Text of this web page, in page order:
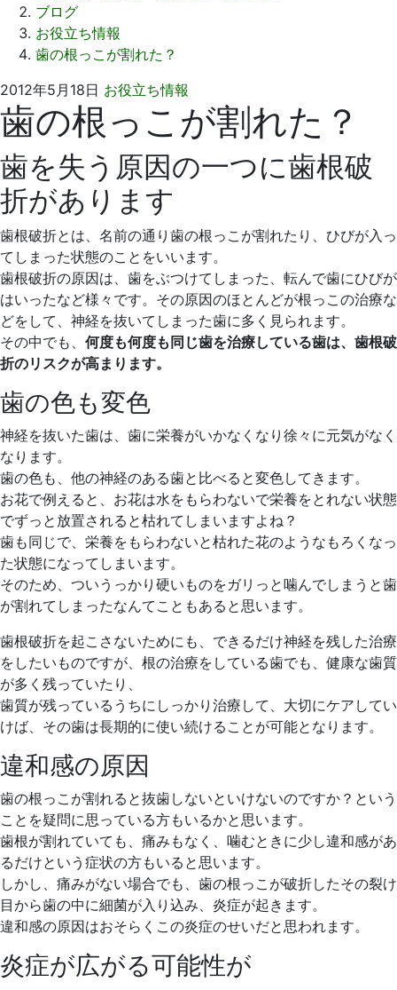
ブログ
お役立ち情報
歯の根っこが割れた？
2012年5月18日 お役立ち情報
年
9
14
詰
歯
医
歯の根っこが割れた？
歯を失う原因の一つに歯根破
折があります
歯根破折とは、名前の通り歯の根っこが割れたり、ひびが入っ
てしまった状態のことをいいます。
歯根破折の原因は、歯をぶつけてしまった、転んで歯にひびが
はいったなど様々です。その原因のほとんどが根っこの治療な
どをして、神経を抜いてしまった歯に多く見られます。
その中でも、 何度も何度も同じ歯を治療している歯は、歯根破
折のリスクが高まります。
歯の色も変色
神経を抜いた歯は、歯に栄養がいかなくなり徐々に元気がなく
なります。
歯の色も、他の神経のある歯と比べると変色してきます。
お花で例えると、お花は水をもらわないで栄養をとれない状態
でずっと放置されると枯れてしまいますよね？
歯も同じで、栄養をもらわないと枯れた花のようなもろくなっ
た状態になってしまいます。
そのため、ついうっかり硬いものをガリっと噛んでしまうと歯
が割れてしまったなんてこともあると思います。
歯根破折を起こさないためにも、できるだけ神経を残した治療
をしたいものですが、根の治療をしている歯でも、健康な歯質
が多く残っていたり、
歯質が残っているうちにしっかり治療して、大切にケアしてい
けば、その歯は長期的に使い続けることが可能となります。
違和感の原因
歯の根っこが割れると抜歯しないといけないのですか？という
ことを疑問に思っている方もいるかと思います。
歯根が割れていても、痛みもなく、噛むときに少し違和感があ
るだけという症状の方もいると思います。
しかし、痛みがない場合でも、歯の根っこが破折したその裂け
目から歯の中に細菌が入り込み、炎症が起きます。
違和感の原因はおそらくこの炎症のせいだと思われます。
炎症が広がる可能性が